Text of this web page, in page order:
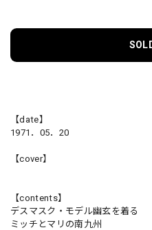
【date】
1971．05．20
【cover】
【contents】
デスマスク・モデル幽玄を着る
ミッチとマリの南九州